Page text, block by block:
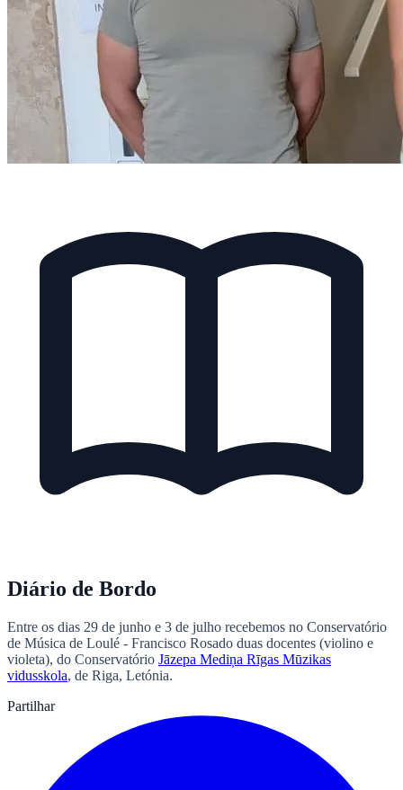
Diário de Bordo
Entre os dias 29 de junho e 3 de julho recebemos no Conservatório
de Música de Loulé - Francisco Rosado duas docentes (violino e
violeta), do Conservatório Jāzepa Mediņa Rīgas Mūzikas
vidusskola, de Riga, Letónia.
Partilhar